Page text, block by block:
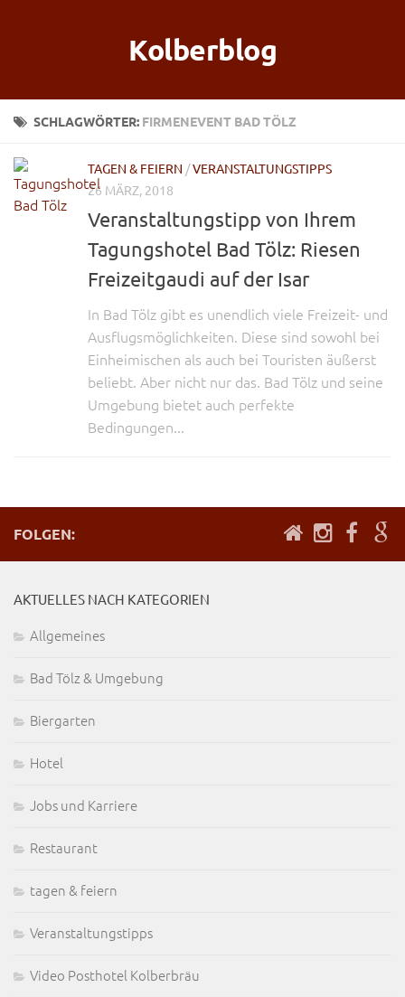
Kolberblog
SCHLAGWÖRTER: FIRMENEVENT BAD TÖLZ
TAGEN & FEIERN /VERANSTALTUNGSTIPPS
26 MÄRZ, 2018
Veranstaltungstipp von Ihrem
Tagungshotel Bad Tölz: Riesen
Freizeitgaudi auf der Isar
In Bad Tölz gibt es unendlich viele Freizeit- und
Ausflugsmöglichkeiten. Diese sind sowohl bei
Einheimischen als auch bei Touristen äußerst
beliebt. Aber nicht nur das. Bad Tölz und seine
Umgebung bietet auch perfekte
Bedingungen...
FOLGEN:
AKTUELLES NACH KATEGORIEN
Allgemeines
Bad Tölz & Umgebung
Biergarten
Hotel
Jobs und Karriere
Restaurant
tagen & feiern
Veranstaltungstipps
Video Posthotel Kolberbräu